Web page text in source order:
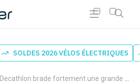
SOLDES 2026 VÉLOS ÉLECTRIQUES
Decathlon brade fortement une grande partie de ses VTT électriques Rockrider, E-EXPL et Stilus